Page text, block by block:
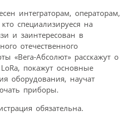
интеграторам, операторам,
специализируеся на
и заинтересован в
отечественного
«Вега-Абсолют» расскажут о
покажут основные
оборудования, научат
приборы.
обязательна.